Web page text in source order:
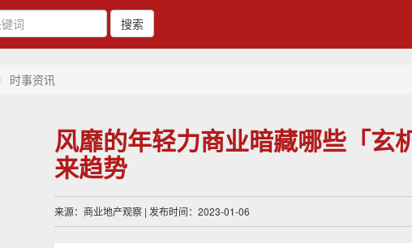
搜索
时事资讯
风靡的年轻力商业暗藏哪些「玄
来趋势
来源：商业地产观察 | 发布时间：2023-01-06